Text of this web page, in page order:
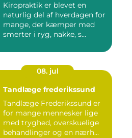
Kiropraktik er blevet en
naturlig del af hverdagen for
mange, der kæmper med
smerter i ryg, nakke, s...
08. jul
Tandlæge frederikssund
Tandlæge Frederikssund er
for mange mennesker lige
med tryghed, overskuelige
behandlinger og en nærh...